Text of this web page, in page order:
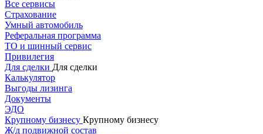
Все сервисы
Страхование
Умный автомобиль
Реферальная программа
ТО и шинный сервис
Привилегия
Для сделки Для сделки
Калькулятор
Выгоды лизинга
Документы
ЭДО
Крупному бизнесу Крупному бизнесу
Ж/д подвижной состав